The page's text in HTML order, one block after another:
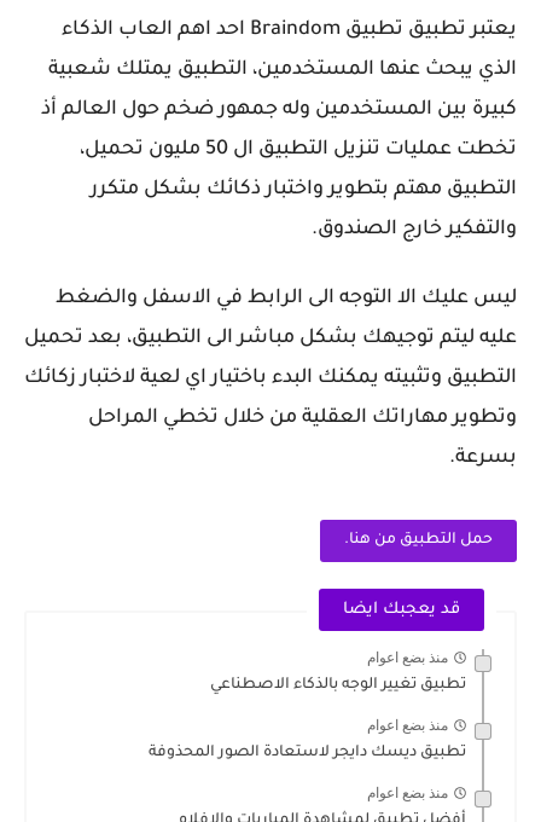
يعتبر تطبيق تطبيق Braindom احد اهم العاب الذكاء
الذي يبحث عنها المستخدمين، التطبيق يمتلك شعبية
كبيرة بين المستخدمين وله جمهور ضخم حول العالم أذ
تخطت عمليات تنزيل التطبيق ال 50 مليون تحميل،
التطبيق مهتم بتطوير واختبار ذكائك بشكل متكرر
والتفكير خارج الصندوق.
ليس عليك الا التوجه الى الرابط في الاسفل والضغط
عليه ليتم توجيهك بشكل مباشر الى التطبيق، بعد تحميل
التطبيق وتثبيته يمكنك البدء باختيار اي لعية لاختبار زكائك
وتطوير مهاراتك العقلية من خلال تخطي المراحل
بسرعة.
حمل التطبيق من هنا.
قد يعجبك ايضا
منذ بضع اعوام
تطبيق تغيير الوجه بالذكاء الاصطناعي
منذ بضع اعوام
تطبيق ديسك دايجر لاستعادة الصور المحذوفة
منذ بضع اعوام